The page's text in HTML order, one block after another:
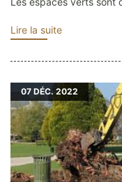
Lire la suite
07 DÉC. 2022